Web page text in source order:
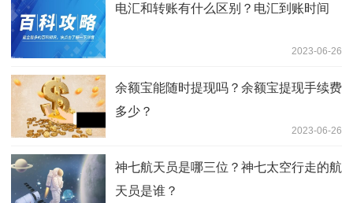
电汇和转账有什么区别？电汇到账时间
2023-06-26
余额宝能随时提现吗？余额宝提现手续费
多少？
2023-06-26
神七航天员是哪三位？神七太空行走的航
天员是谁？